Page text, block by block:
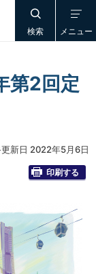
検索 メニュー
第2回定
新日 2022年5月6日
印刷する